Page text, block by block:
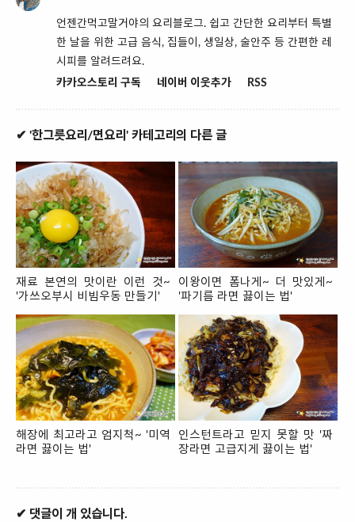
언젠간먹고말거야의 요리블로그. 쉽고 간단한 요리부터 특별
한 날을 위한 고급 음식, 집들이, 생일상, 술안주 등 간편한 레
시피를 알려드려요.
카카오스토리 구독
네이버 이웃추가 RSS
✔ '한그릇요리/면요리' 카테고리의 다른 글
재료 본연의 맛이란 이런 것~
'가쓰오부시 비빔우동 만들기'
이왕이면 폼나게~ 더 맛있게~
'파기름 라면 끓이는 법'
해장에 최고라고 엄지척~ '미역
라면 끓이는 법'
인스턴트라고 믿지 못할 맛 '짜
장라면 고급지게 끓이는 법'
✔ 댓글이 개 있습니다.